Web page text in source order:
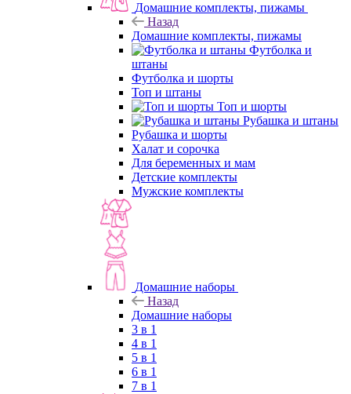
Домашние комплекты, пижамы
Назад
Домашние комплекты, пижамы
Футболка и
штаны
Футболка и шорты
Топ и штаны
Топ и шорты
Рубашка и штаны
Рубашка и шорты
Халат и сорочка
Для беременных и мам
Детские комплекты
Мужские комплекты
Домашние наборы
Назад
Домашние наборы
3 в 1
4 в 1
5 в 1
6 в 1
7 в 1